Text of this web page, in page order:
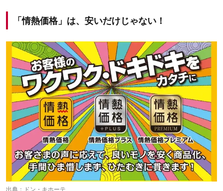
「情熱価格」は、安いだけじゃない！